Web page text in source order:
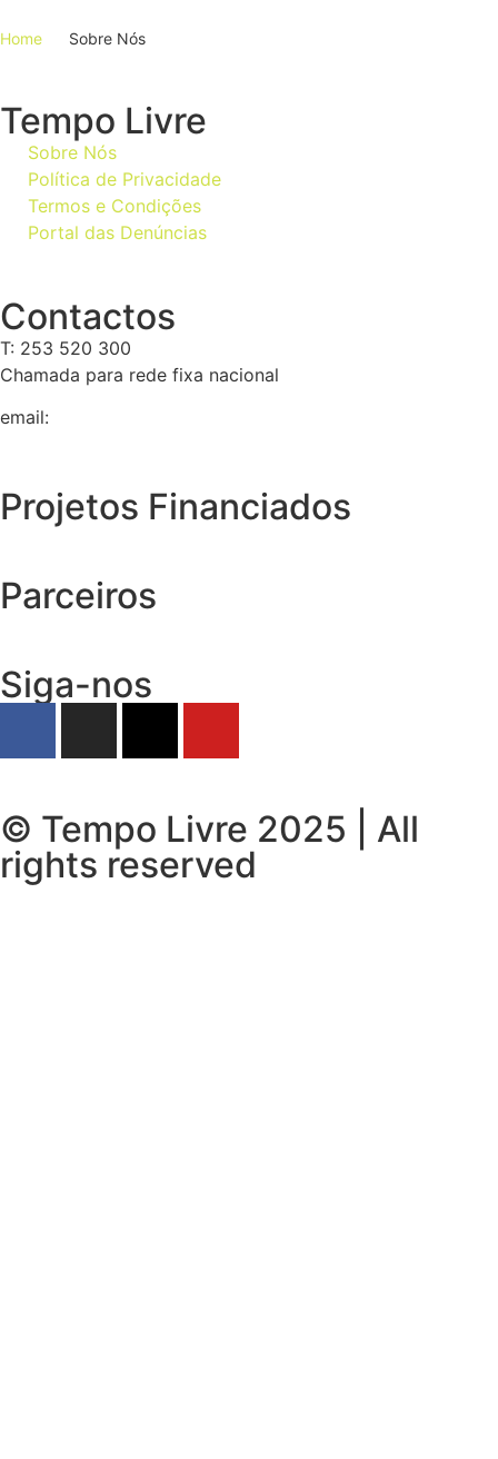
Home Sobre Nós
Tempo Livre
Sobre Nós
Política de Privacidade
Termos e Condições
Portal das Denúncias
Contactos
T: 253 520 300
Chamada para rede fixa nacional
email:
Projetos Financiados
Parceiros
Siga-nos
© Tempo Livre 2025 | All
rights reserved